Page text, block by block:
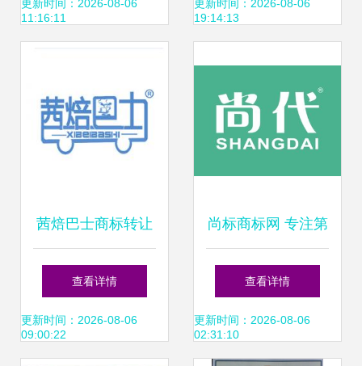
转让合法有效
更新时间：2026-08-06
11:16:11
品牌战略新篇章
更新时间：2026-08-06
19:14:13
茜焙巴士商标转让
专注方便食品领域
13年的专业守护
查看详情
更新时间：2026-08-06
09:00:22
尚标商标网 专注第
17类橡胶制品商标
转让与买卖服务
查看详情
更新时间：2026-08-06
02:31:10